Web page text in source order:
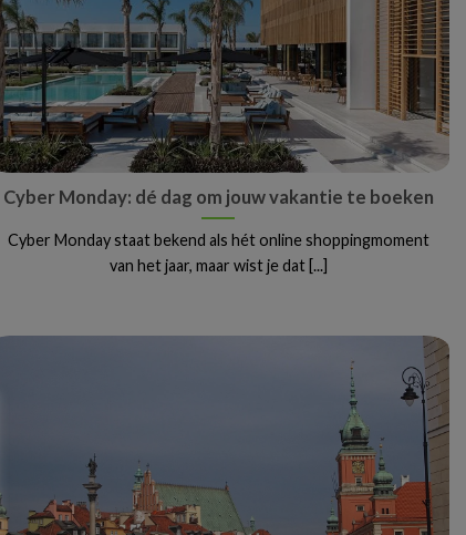
Cyber Monday: dé dag om jouw vakantie te boeken
Cyber Monday staat bekend als hét online shoppingmoment
van het jaar, maar wist je dat [...]